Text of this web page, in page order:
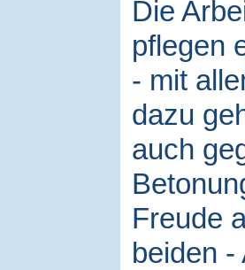
Die
pflegen
- mit
dazu
auch
Freude
beiden -